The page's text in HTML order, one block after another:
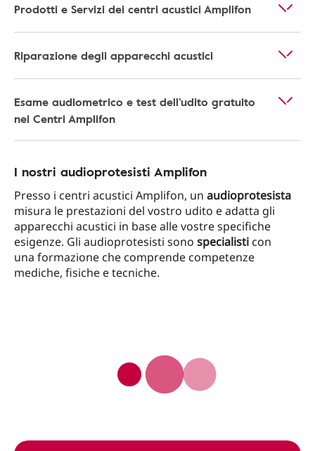
Prodotti e Servizi dei centri acustici Amplifon
Riparazione degli apparecchi acustici
Esame audiometrico e test dell’udito gratuito
nei Centri Amplifon
I nostri audioprotesisti Amplifon
Presso i centri acustici Amplifon, un audioprotesista
misura le prestazioni del vostro udito e adatta gli
apparecchi acustici in base alle vostre specifiche
esigenze. Gli audioprotesisti sono specialisti con
una formazione che comprende competenze
mediche, fisiche e tecniche.